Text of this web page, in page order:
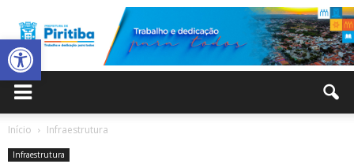
Abrir a barra de ferramentas
Início Infraestrutura
Infraestrutura